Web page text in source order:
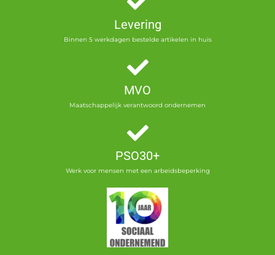
Levering
Binnen 5 werkdagen bestelde artikelen in huis
MVO
Maatschappelijk verantwoord ondernemen
PSO30+
Werk voor mensen met een arbeidsbeperking